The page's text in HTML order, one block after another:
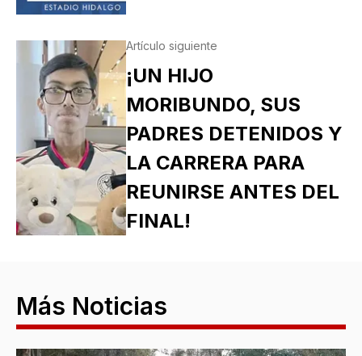
Artículo siguiente
¡UN HIJO
MORIBUNDO, SUS
PADRES DETENIDOS Y
LA CARRERA PARA
REUNIRSE ANTES DEL
FINAL!
Más Noticias